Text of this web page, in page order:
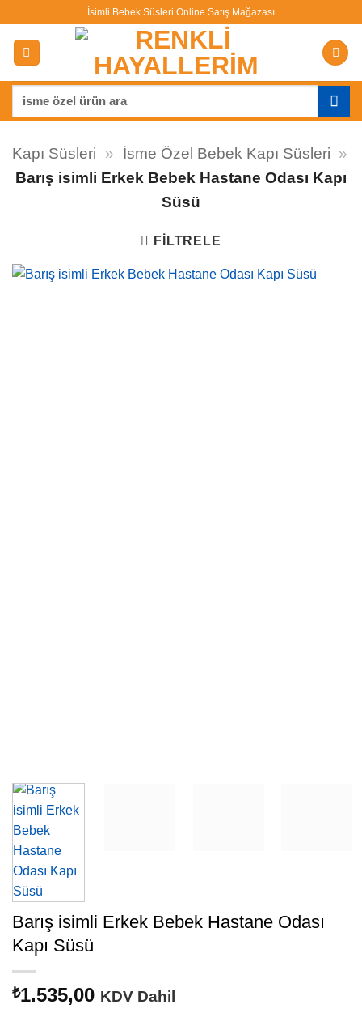
İsimli Bebek Süsleri Online Satış Mağazası
Kapı Süsleri » İsme Özel Bebek Kapı Süsleri »
Barış isimli Erkek Bebek Hastane Odası Kapı
Süsü
FILTRELE
Barış isimli Erkek Bebek Hastane Odası
Kapı Süsü
₺1.535,00 KDV Dahil